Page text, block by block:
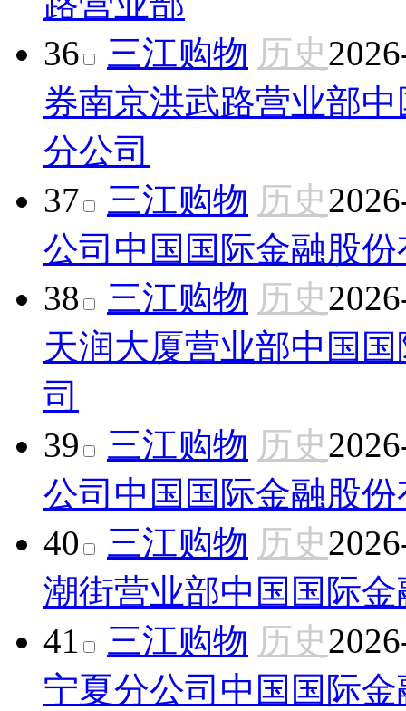
36
三江购物 历史
券南京洪武路营业部
分公司
37
三江购物 历史
公司 中国国际金融股
38
三江购物 历史
天润大厦营业部中国
司
39
三江购物 历史
公司 中国国际金融股
40
三江购物 历史
潮街营业部中国国际
41
三江购物 历史
宁夏分公司 中国国际